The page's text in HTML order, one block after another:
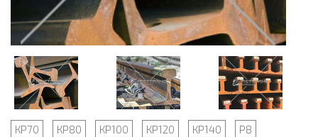
КР70 КР80 КР100 КР120 КР140
Р8